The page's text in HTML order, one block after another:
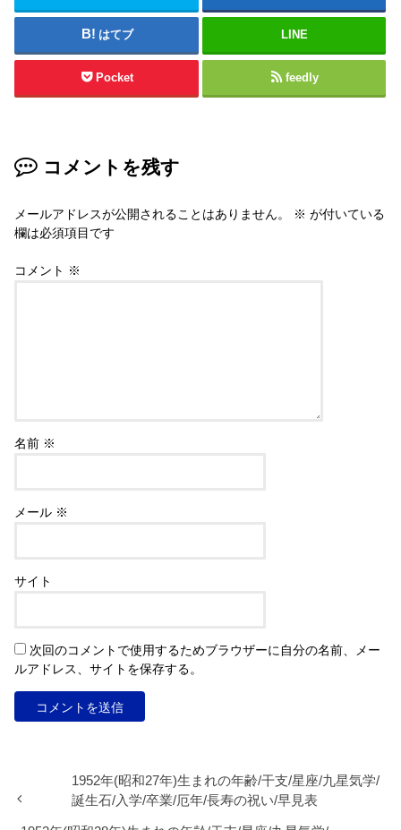
はてブ LINE
Pocket feedly
コメントを残す
メールアドレスが公開されることはありません。 ※ が付いている
欄は必須項目です
コメント ※
名前 ※
メール ※
サイト
次回のコメントで使用するためブラウザーに自分の名前、メー
ルアドレス、サイトを保存する。
1952年(昭和27年)生まれの年齢/干支/星座/九星気学/
誕生石/入学/卒業/厄年/長寿の祝い/早見表